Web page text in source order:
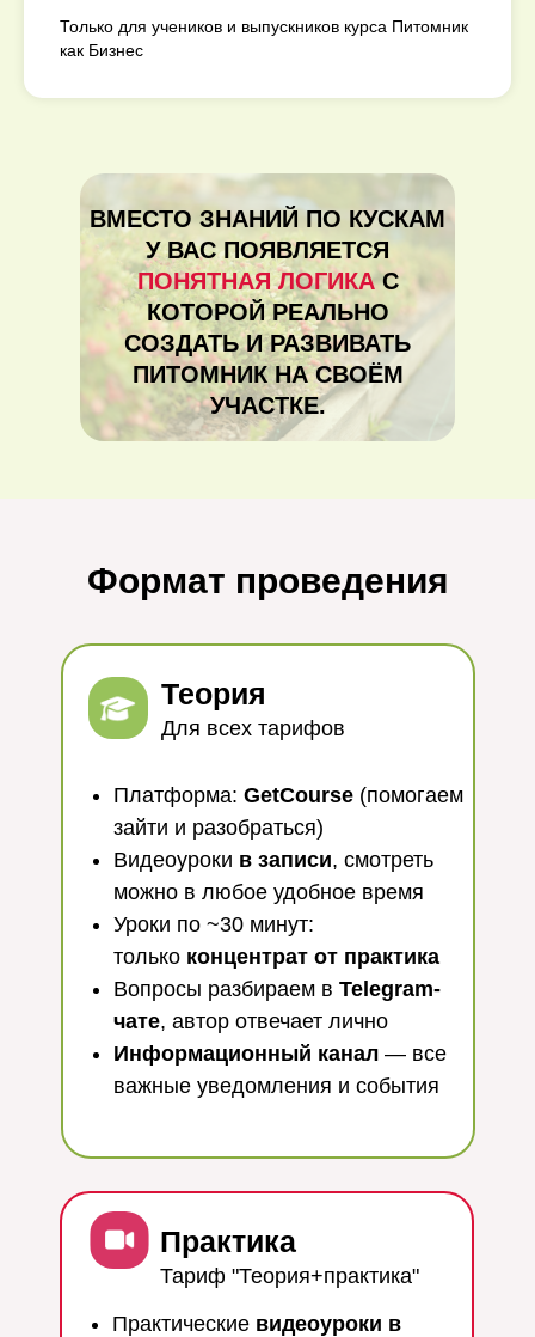
Только для учеников и выпускников курса Питомник
как Бизнес
ВМЕСТО ЗНАНИЙ ПО КУСКАМ
У ВАС ПОЯВЛЯЕТСЯ
ПОНЯТНАЯ ЛОГИКАС
КОТОРОЙ РЕАЛЬНО
СОЗДАТЬ И РАЗВИВАТЬ
ПИТОМНИК НА СВОЁМ
УЧАСТКЕ.
Формат проведения
Для всех тарифов
Теория
Платформа: GetCourse (помогаем
зайти и разобраться)
Видеоуроки в записи, смотреть
можно в любое удобное время
Уроки по ~30 минут:
только концентрат от практика
Вопросы разбираем в Telegram-
чате, автор отвечает лично
Информационный канал — все
важные уведомления и события
Тариф "Теория+практика"
Практика
Практические видеоуроки в